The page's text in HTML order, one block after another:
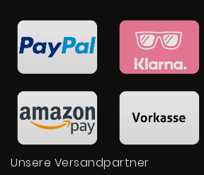
Unsere Versandpartner